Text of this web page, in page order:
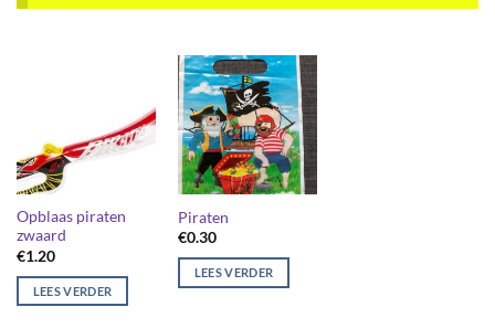
Opblaas piraten
zwaard
€1.20
LEES VERDER
Piraten
€0.30
LEES VERDER